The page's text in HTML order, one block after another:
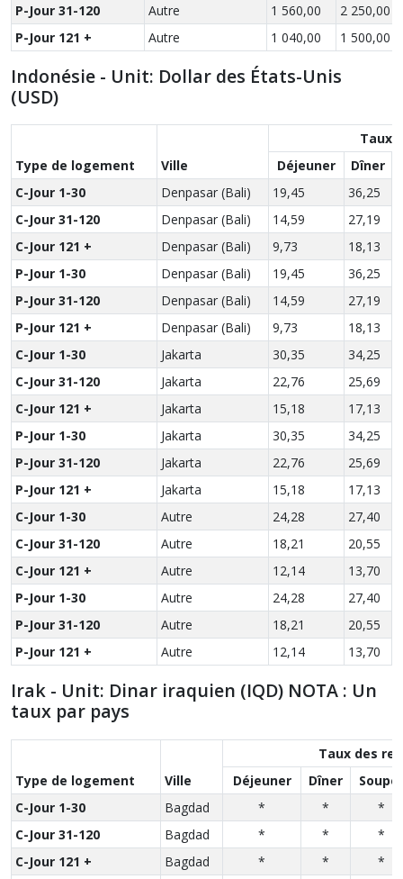
P-Jour 31-120
Autre 1 560,00 2 250,00
P-Jour 121 +
Autre 1 040,00 1 500,00
Indonésie - Unit: Dollar des États-Unis
(USD)
Type de logement Ville
Taux
Déjeuner
Dîner
C-Jour 1-30
Denpasar (Bali) 19,45 36,25
C-Jour 31-120
Denpasar (Bali) 14,59 27,19
C-Jour 121 +
Denpasar (Bali) 9,73 18,13
P-Jour 1-30
Denpasar (Bali) 19,45 36,25
P-Jour 31-120
Denpasar (Bali) 14,59 27,19
P-Jour 121 +
Denpasar (Bali) 9,73 18,13
C-Jour 1-30
Jakarta 30,35 34,25
C-Jour 31-120
Jakarta 22,76 25,69
C-Jour 121 +
Jakarta 15,18 17,13
P-Jour 1-30
Jakarta 30,35 34,25
P-Jour 31-120
Jakarta 22,76 25,69
P-Jour 121 +
Jakarta 15,18 17,13
C-Jour 1-30
Autre 24,28 27,40
C-Jour 31-120
Autre 18,21 20,55
C-Jour 121 +
Autre 12,14 13,70
P-Jour 1-30
Autre 24,28 27,40
P-Jour 31-120
Autre 18,21 20,55
P-Jour 121 +
Autre 12,14 13,70
Irak - Unit: Dinar iraquien (IQD) NOTA : Un
taux par pays
Type de logement Ville
Taux des
Déjeuner
Dîner
Souper
C-Jour 1-30
Bagdad * *
*
C-Jour 31-120
Bagdad * *
*
C-Jour 121 +
Bagdad * * *